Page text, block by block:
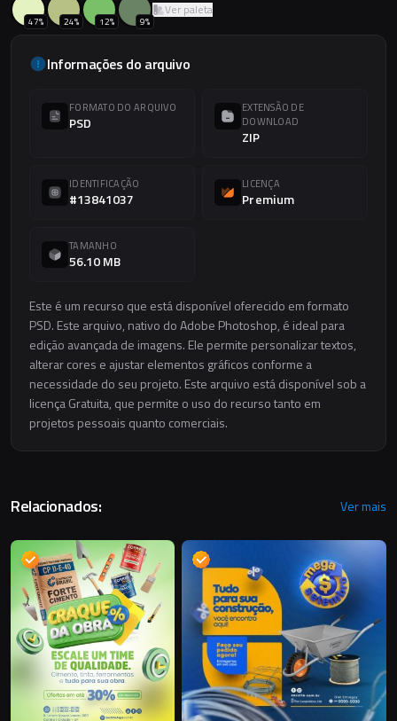
47% 24% 12% 9%
Ver paleta
Informações do arquivo
FORMATO DO ARQUIVO
PSD
EXTENSÃO DE
DOWNLOAD
ZIP
IDENTIFICAÇÃO
#13841037
LICENÇA
Premium
TAMANHO
56.10 MB
Este é um recurso que está disponível oferecido em formato
PSD. Este arquivo, nativo do Adobe Photoshop, é ideal para
edição avançada de imagens. Ele permite personalizar textos,
alterar cores e ajustar elementos gráficos conforme a
necessidade do seu projeto. Este arquivo está disponível sob a
licença Gratuita, que permite o uso do recurso tanto em
projetos pessoais quanto comerciais.
Relacionados: Ver mais